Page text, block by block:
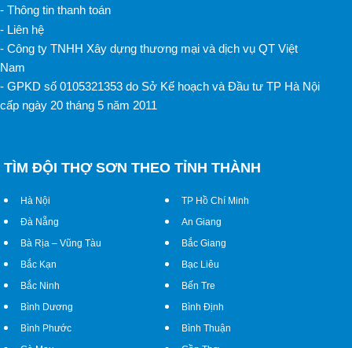
- Thông tin thanh toán
- Liên hệ
- Công ty TNHH Xây dựng thương mại và dịch vụ QT Việt
Nam
- GPKD số 0105321353 do Sở Kế hoạch và Đầu tư TP Hà Nội
cấp ngày 20 tháng 5 năm 2011
TÌM ĐỘI THỢ SƠN THEO TỈNH THÀNH
Hà Nội
TP Hồ Chí Minh
Đà Nẵng
An Giang
Bà Rịa – Vũng Tàu
Bắc Giang
Bắc Kạn
Bạc Liêu
Bắc Ninh
Bến Tre
Bình Dương
Bình Định
Bình Phước
Bình Thuận